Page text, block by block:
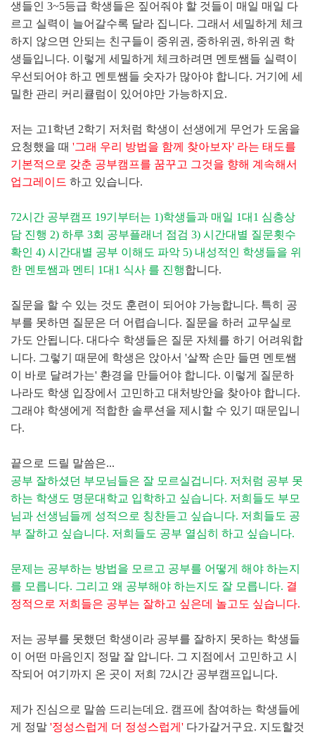
생들인 3~5등급 학생들은 짚어줘야 할 것들이 매일 매일 다
르고 실력이 늘어갈수록 달라 집니다. 그래서 세밀하게 체크
하지 않으면 안되는 친구들이 중위권, 중하위권, 하위권 학
생들입니다. 이렇게 세밀하게 체크하려면 멘토쌤들 실력이
우선되어야 하고 멘토쌤들 숫자가 많아야 합니다. 거기에 세
밀한 관리 커리큘럼이 있어야만 가능하지요.
저는 고1학년 2학기 저처럼 학생이 선생에게 무언가 도움을
요청했을 때 '그래 우리 방법을 함께 찾아보자' 라는 태도를
기본적으로 갖춘 공부캠프를 꿈꾸고 그것을 향해 계속해서
업그레이드 하고 있습니다.
72시간 공부캠프 19기부터는 1)학생들과 매일 1대1 심층상
담 진행 2) 하루 3회 공부플래너 점검 3) 시간대별 질문횟수
확인 4) 시간대별 공부 이해도 파악 5) 내성적인 학생들을 위
한 멘토쌤과 멘티 1대1 식사 를 진행합니다.
질문을 할 수 있는 것도 훈련이 되어야 가능합니다. 특히 공
부를 못하면 질문은 더 어렵습니다. 질문을 하러 교무실로
가도 안됩니다. 대다수 학생들은 질문 자체를 하기 어려워합
니다. 그렇기 때문에 학생은 앉아서 '살짝 손만 들면 멘토쌤
이 바로 달려가는' 환경을 만들어야 합니다. 이렇게 질문하
나라도 학생 입장에서 고민하고 대처방안을 찾아야 합니다.
그래야 학생에게 적합한 솔루션을 제시할 수 있기 때문입니
다.
끝으로 드릴 말씀은...
공부 잘하셨던 부모님들은 잘 모르실겁니다. 저처럼 공부 못
하는 학생도 명문대학교 입학하고 싶습니다. 저희들도 부모
님과 선생님들께 성적으로 칭찬듣고 싶습니다. 저희들도 공
부 잘하고 싶습니다. 저희들도 공부 열심히 하고 싶습니다.
문제는 공부하는 방법을 모르고 공부를 어떻게 해야 하는지
를 모릅니다. 그리고 왜 공부해야 하는지도 잘 모릅니다. 결
정적으로 저희들은 공부는 잘하고 싶은데 놀고도 싶습니다.
저는 공부를 못했던 학생이라 공부를 잘하지 못하는 학생들
이 어떤 마음인지 정말 잘 압니다. 그 지점에서 고민하고 시
작되어 여기까지 온 곳이 저희 72시간 공부캠프입니다.
제가 진심으로 말씀 드리는데요. 캠프에 참여하는 학생들에
게 정말 '정성스럽게 더 정성스럽게' 다가갈거구요. 지도할것